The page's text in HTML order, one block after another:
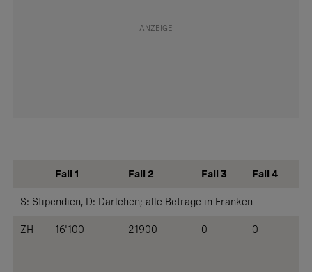
Fall 1 Fall 2 Fall 3 Fall 4
S: Stipendien, D: Darlehen; alle Beträge in Franken
ZH 16'100 21900 0 0